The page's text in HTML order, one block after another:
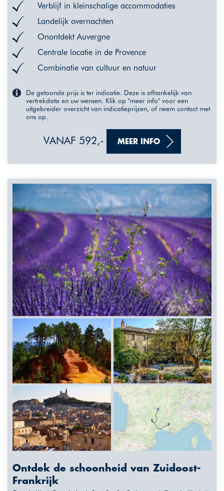
Verblijf in kleinschalige accommodaties
Landelijk overnachten
Onontdekt Auvergne
Centrale locatie in de Provence
Combinatie van cultuur en natuur
De getoonde prijs is ter indicatie. Deze is afhankelijk van
vertrekdata en uw wensen. Klik op "meer info" voor een
uitgebreider overzicht van indicatieprijzen, of neem contact met
ons op.
VANAF 592,- MEER INFO
Ontdek de schoonheid van Zuidoost-
Frankrijk